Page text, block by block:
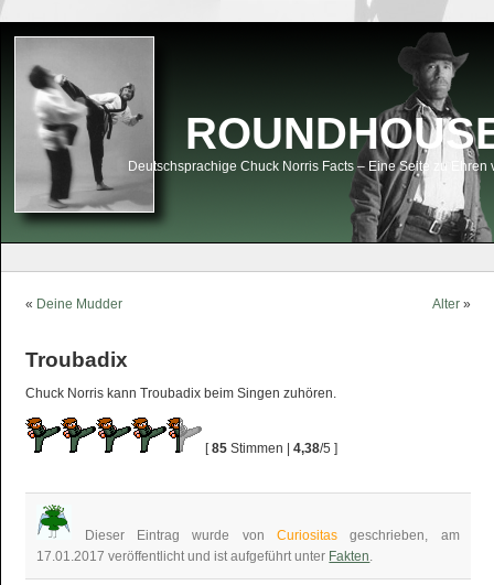
Deutschsprachige Chuck Norris Facts – Eine Seite zu
« Deine Mudder Alter»
Troubadix
Chuck Norris kann Troubadix beim Singen zuhören.
[85 Stimmen |4,38/5 ]
Dieser Eintrag wurde von Curiositasgeschrieben, am
17.01.2017 veröffentlicht und ist aufgeführt unter Fakten.